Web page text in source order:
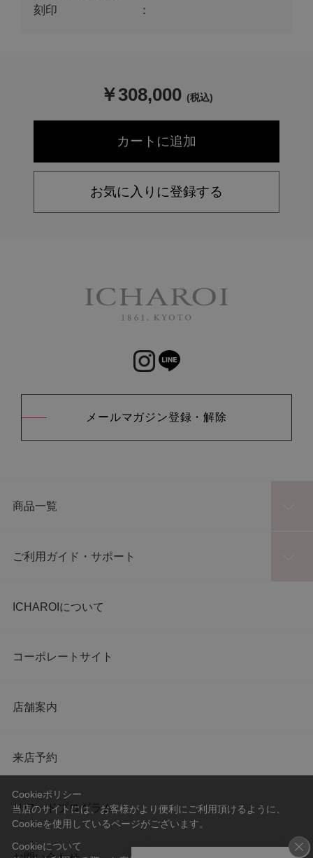
刻印
￥308,000 (税込)
お気に入りに登録する
メールマガジン登録・解除
商品一覧
ご利用ガイド・サポート
ICHAROIについて
コーポレートサイト
店舗案内
来店予約
リワードプログラム
Cookieポリシー
当店のサイトには、お客様がより便利にご利用頂けるように、
Cookieを使用しているページがございます。
Cookieについて